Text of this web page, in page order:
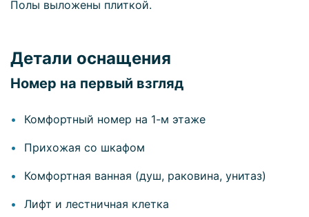
Полы выложены плиткой.
Детали оснащения
Номер на первый взгляд
Комфортный номер на 1-м этаже
Прихожая со шкафом
Комфортная ванная (душ, раковина, унитаз)
Лифт и лестничная клетка